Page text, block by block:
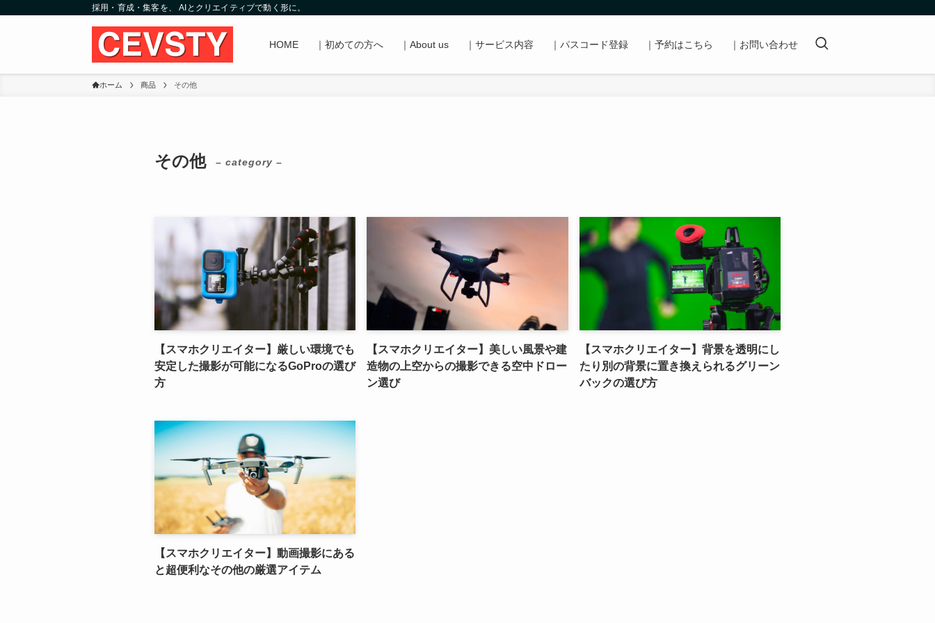
採用・育成・集客を、 AIとクリエイティブで動く形に。
HOME ｜初めての方へ ｜About us ｜サービス内容 ｜パスコード登録 ｜予約はこちら ｜お問い合わせ
ホーム 商品 その他
その他 – category –
【スマホクリエイター】厳しい環境でも
安定した撮影が可能になるGoProの選び
方
【スマホクリエイター】美しい風景や建
造物の上空からの撮影できる空中ドロー
ン選び
【スマホクリエイター】背景を透明にし
たり別の背景に置き換えられるグリーン
バックの選び方
【スマホクリエイター】動画撮影にある
と超便利なその他の厳選アイテム